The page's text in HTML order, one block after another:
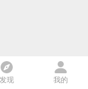
发现 我的